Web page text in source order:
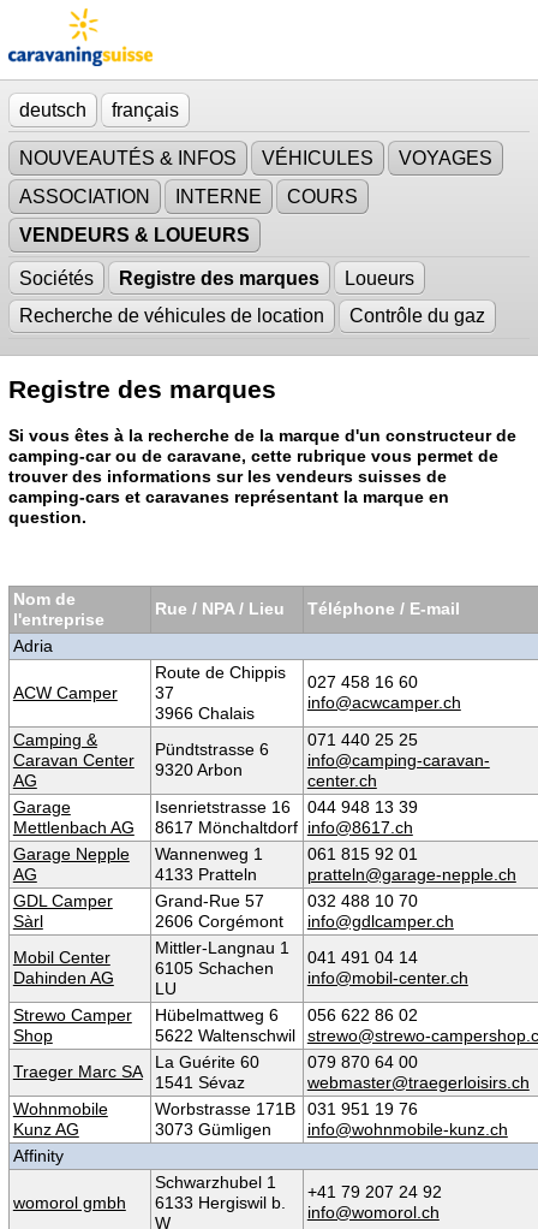
deutsch français
NOUVEAUTÉS & INFOS VÉHICULES
VOYAGES
ASSOCIATION
INTERNE
COURS
VENDEURS & LOUEURS
Sociétés Registre des marques
Loueurs
Recherche de véhicules de location
Contrôle du gaz
Registre des marques
Si vous êtes à la recherche de la marque d'un constructeur de
camping-car ou de caravane, cette rubrique vous permet de
trouver des informations sur les vendeurs suisses de
camping-cars et caravanes représentant la marque en
question.
Nom de
l'entreprise
Rue / NPA / Lieu
Téléphone / E-mail
Adria
ACW Camper
Route de Chippis
37
3966 Chalais
027 458 16 60
info@acwcamper.ch
Camping &
Caravan Center
AG
Pündtstrasse 6
9320 Arbon
071 440 25 25
info@camping-caravan-
center.ch
Garage
Mettlenbach AG
Isenrietstrasse 16
8617 Mönchaltdorf
044 948 13 39
info@8617.ch
Garage Nepple
AG
Wannenweg 1
4133 Pratteln
061 815 92 01
pratteln@garage-nepple.ch
GDL Camper
Sàrl
Grand-Rue 57
2606 Corgémont
032 488 10 70
info@gdlcamper.ch
Mobil Center
Dahinden AG
Mittler-Langnau 1
6105 Schachen
LU
041 491 04 14
info@mobil-center.ch
Strewo Camper
Shop
Hübelmattweg 6
5622 Waltenschwil
056 622 86 02
strewo@strewo-
Traeger Marc SA
La Guérite 60
1541 Sévaz
079 870 64 00
webmaster@traegerloisirs.ch
Wohnmobile
Kunz AG
Worbstrasse 171B
3073 Gümligen
031 951 19 76
info@wohnmobile-kunz.ch
Affinity
womorol gmbh
Schwarzhubel 1
6133 Hergiswil b.
W
+41 79 207 24 92
info@womorol.ch